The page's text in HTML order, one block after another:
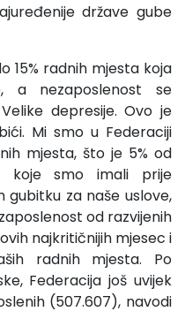
države gube
15% radnih mjesta koja
a nezaposlenost se
depresije. Ovo je
Mi smo u Federaciji
mjesta, što je 5% od
koje smo imali prije
gubitku za naše uslove,
od razvijenih
najkritičnijih mjesec i
radnih mjesta. Po
Federacija još uvijek
(507.607), navodi